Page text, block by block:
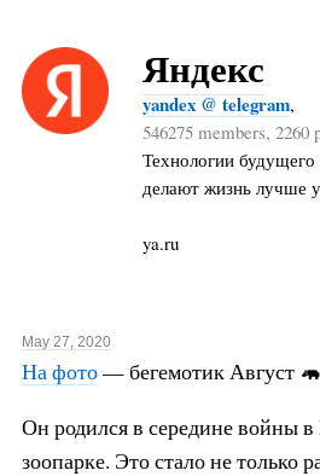
Яндекс
yandex @ telegram,
546275 members, 2260
Технологии
делают жизнь лучше
ya.ru
May 27, 2020
На фото— бегемотик Август 🦛
Он родился в середине войны
зоопарке. Это стало не только